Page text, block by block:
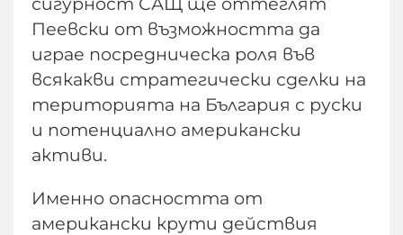
Пеевски от възможността да
играе посредническа роля във
всякакви стратегически сделки на
територията на България с руски
и потенциално американски
активи.
Именно опасността от
американски крути действия